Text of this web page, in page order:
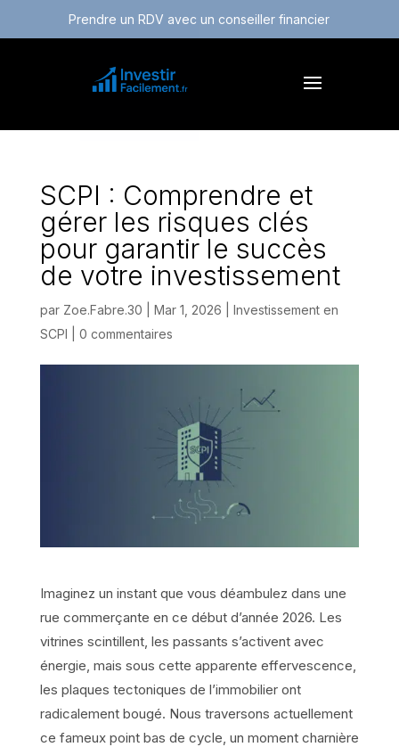
Prendre un RDV avec un conseiller financier
SCPI : Comprendre et
gérer les risques clés
pour garantir le succès
de votre investissement
par Zoe.Fabre.30 Mar 1, 2026
Investissement en
SCPI
0 commentaires
Imaginez un instant que vous déambulez dans une
rue commerçante en ce début d’année 2026. Les
vitrines scintillent, les passants s’activent avec
énergie, mais sous cette apparente effervescence,
les plaques tectoniques de l’immobilier ont
radicalement bougé. Nous traversons actuellement
ce fameux point bas de cycle, un moment charnière